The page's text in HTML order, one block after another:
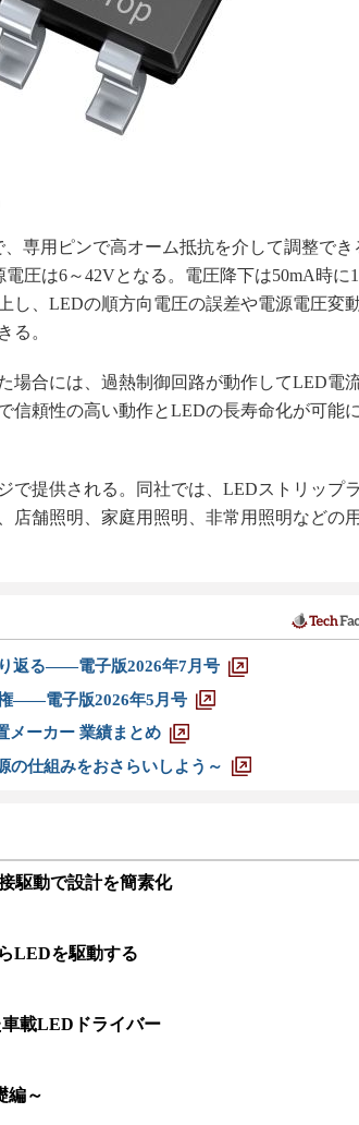
専用ピンで高オーム抵抗を介して調整でき
圧は6～42Vとなる。電圧降下は50mA時に
し、LEDの順方向電圧の誤差や電源電圧変
る。
合には、過熱制御回路が動作してLED電
信頼性の高い動作とLEDの長寿命化が可能
で提供される。同社では、LEDストリップラ
店舗照明、家庭用照明、非常用照明などの
返る――電子版2026年7月号
――電子版2026年5月号
メーカー 業績まとめ
仕組みをおさらいしよう～
駆動で設計を簡素化
LEDを駆動する
載LEDドライバー
編～